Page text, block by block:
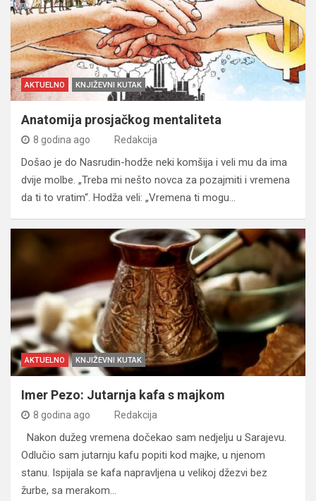
AKTUELNO KNJIŽEVNI KUTAK
Anatomija prosjačkog mentaliteta
8 godina ago Redakcija
Došao je do Nasrudin-hodže neki komšija i veli mu da ima
dvije molbe. „Treba mi nešto novca za pozajmiti i vremena
da ti to vratim“. Hodža veli: „Vremena ti mogu…
AKTUELNO KNJIŽEVNI KUTAK
Imer Pezo: Jutarnja kafa s majkom
8 godina ago Redakcija
Nakon dužeg vremena dočekao sam nedjelju u Sarajevu.
Odlučio sam jutarnju kafu popiti kod majke, u njenom
stanu. Ispijala se kafa napravljena u velikoj džezvi bez
žurbe, sa merakom…